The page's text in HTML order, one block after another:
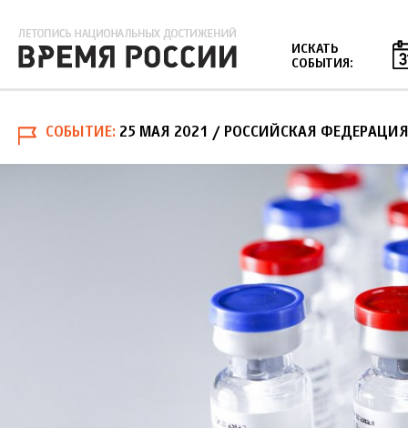
ИСКАТЬ
СОБЫТИЯ:
СОБЫТИЕ 25 МАЯ 2021 / РОССИЙСКАЯ